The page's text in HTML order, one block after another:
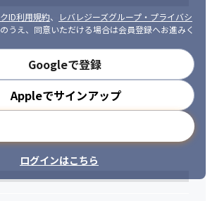
長しやすい環境です
の仕事を腰を据えて長期にわたって続けられ
り、当社の独自ノウハウを吸収して実力が身
定める業務
ID利用規約、
レバレジーズグループ・プライバシ
うえ、同意いただける場合は会員登録へお進みく
Googleで登録
Appleでサインアップ
ログインはこちら